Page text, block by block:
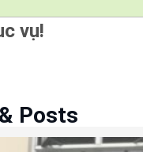
vụ!
Posts